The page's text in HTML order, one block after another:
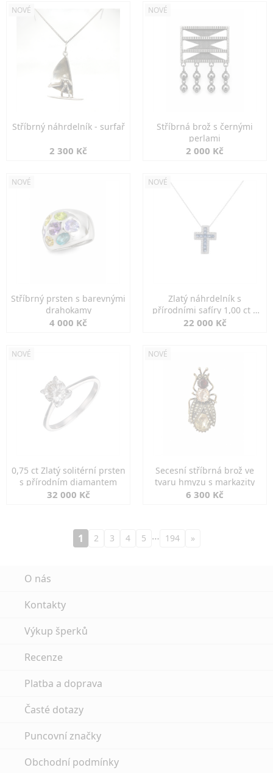
NOVÉ
Stříbrný náhrdelník - surfař
2 300 Kč
NOVÉ
Stříbrná brož s černými
perlami
2 000 Kč
NOVÉ
Stříbrný prsten s barevnými
drahokamy
4 000 Kč
NOVÉ
Zlatý náhrdelník s
přírodními safíry 1,00 ct a
diamanty
22 000 Kč
NOVÉ
0,75 ct Zlatý solitérní prsten
s přírodním diamantem
32 000 Kč
NOVÉ
Secesní stříbrná brož ve
tvaru hmyzu s markazity
6 300 Kč
1 2 3 4 5 … 194 »
O nás
Kontakty
Výkup šperků
Recenze
Platba a doprava
Časté dotazy
Puncovní značky
Obchodní podmínky